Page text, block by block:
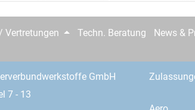
Vertretungen Techn. Beratung News &
GmbH
7 - 13